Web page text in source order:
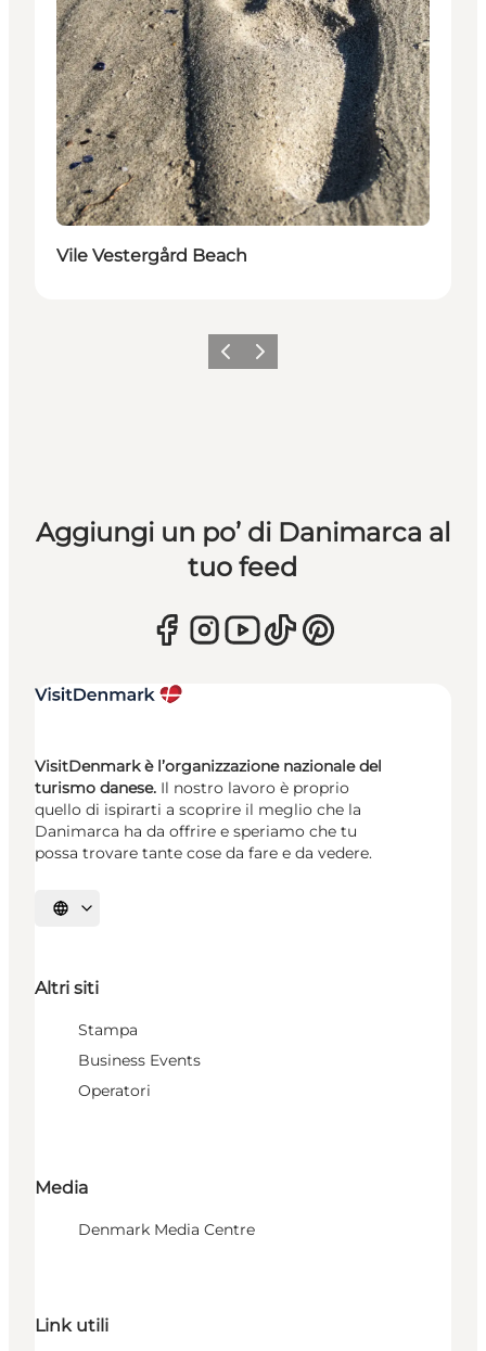
Vile Vestergård Beach
Precedente
Avanti
Aggiungi un po’ di Danimarca al
tuo feed
VisitDenmark è l’organizzazione nazionale del
turismo danese. Il nostro lavoro è proprio
quello di ispirarti a scoprire il meglio che la
Danimarca ha da offrire e speriamo che tu
possa trovare tante cose da fare e da vedere.
Seleziona la lingua
Altri siti
Stampa
Business Events
Operatori
Media
Denmark Media Centre
Link utili